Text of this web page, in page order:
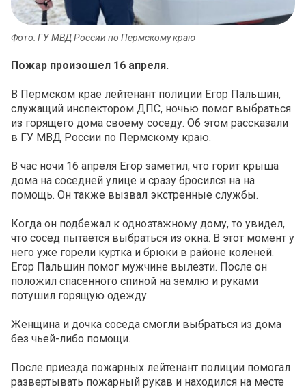
Фото: ГУ МВД России по Пермскому краю
Пожар произошел 16 апреля.
В Пермском крае лейтенант полиции Егор Пальшин,
служащий инспектором ДПС, ночью помог выбраться
из горящего дома своему соседу. Об этом рассказали
в ГУ МВД России по Пермскому краю.
В час ночи 16 апреля Егор заметил, что горит крыша
дома на соседней улице и сразу бросился на на
помощь. Он также вызвал экстренные службы.
Когда он подбежал к одноэтажному дому, то увидел,
что сосед пытается выбраться из окна. В этот момент у
него уже горели куртка и брюки в районе коленей.
Егор Пальшин помог мужчине вылезти. После он
положил спасенного спиной на землю и руками
потушил горящую одежду.
Женщина и дочка соседа смогли выбраться из дома
без чьей-либо помощи.
После приезда пожарных лейтенант полиции помогал
развертывать пожарный рукав и находился на месте